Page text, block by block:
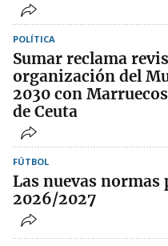
POLÍTICA
Sumar reclama
organización del
2030 con
de Ceuta
FÚTBOL
Las nuevas normas
2026/2027